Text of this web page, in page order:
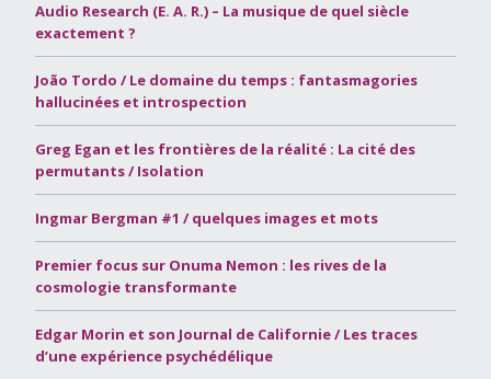
Audio Research (E. A. R.) – La musique de quel siècle
exactement ?
João Tordo / Le domaine du temps : fantasmagories
hallucinées et introspection
Greg Egan et les frontières de la réalité : La cité des
permutants / Isolation
Ingmar Bergman #1 / quelques images et mots
Premier focus sur Onuma Nemon : les rives de la
cosmologie transformante
Edgar Morin et son Journal de Californie / Les traces
d’une expérience psychédélique